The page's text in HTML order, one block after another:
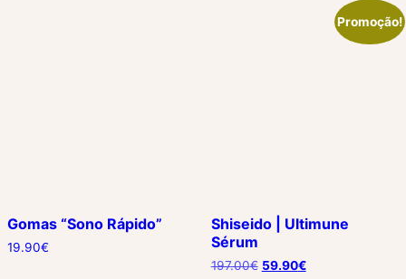
Gomas “Sono Rápido”
19.90€
Promoção!
Shiseido | Ultimune
Sérum
197.00€ O
59.90€O